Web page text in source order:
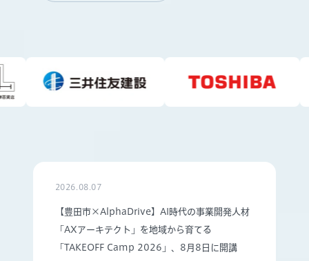
2026.08.07
【豊田市×AlphaDrive】AI時代の事業開発人材
「AXアーキテクト」を地域から育てる
「TAKEOFF Camp 2026」、8月8日に開講